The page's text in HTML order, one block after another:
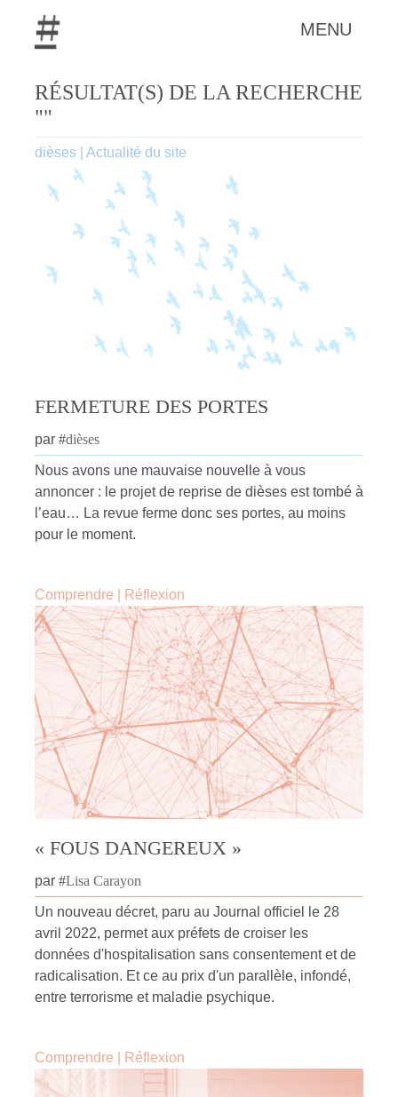
MENU
RÉSULTAT(S) DE LA RECHERCHE
""
dièses Actualité du site
FERMETURE DES PORTES
par #dièses
Nous avons une mauvaise nouvelle à vous
annoncer : le projet de reprise de dièses est tombé à
l’eau… La revue ferme donc ses portes, au moins
pour le moment.
Comprendre Réflexion
« FOUS DANGEREUX »
par #Lisa Carayon
Un nouveau décret, paru au Journal officiel le 28
avril 2022, permet aux préfets de croiser les
données d'hospitalisation sans consentement et de
radicalisation. Et ce au prix d'un parallèle, infondé,
entre terrorisme et maladie psychique.
Comprendre Réflexion